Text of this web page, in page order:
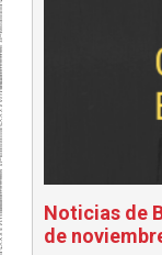
Noticias de
de